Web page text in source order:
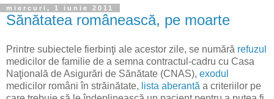
miercuri, 1 iunie 2011
Sănătatea românească, pe moarte
Printre subiectele fierbinţi ale acestor zile, se numără refuzul
medicilor de familie de a semna contractul-cadru cu Casa
Naţională de Asigurări de Sănătate (CNAS), exodul
medicilor români în străinătate, lista aberantă a criteriilor pe